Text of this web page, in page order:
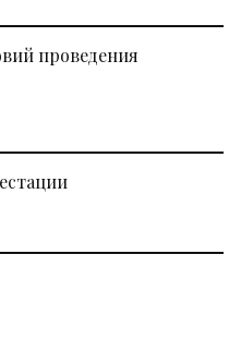
проведения